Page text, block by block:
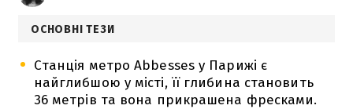
ОСНОВНІ ТЕЗИ
Станція метро Abbesses у Парижі є
найглибшою у місті, її глибина становить
36 метрів та вона прикрашена фресками.